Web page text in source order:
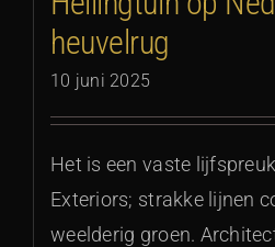
heuvelrug
10 juni 2025
Het is een vaste
Exteriors; strakke lijnen
weelderig groen.